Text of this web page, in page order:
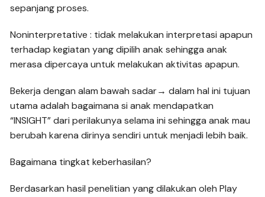
sepanjang proses.
Noninterpretative : tidak melakukan interpretasi apapun
terhadap kegiatan yang dipilih anak sehingga anak
merasa dipercaya untuk melakukan aktivitas apapun.
Bekerja dengan alam bawah sadar→ dalam hal ini tujuan
utama adalah bagaimana si anak mendapatkan
“INSIGHT” dari perilakunya selama ini sehingga anak mau
berubah karena dirinya sendiri untuk menjadi lebih baik.
Bagaimana tingkat keberhasilan?
Berdasarkan hasil penelitian yang dilakukan oleh Play